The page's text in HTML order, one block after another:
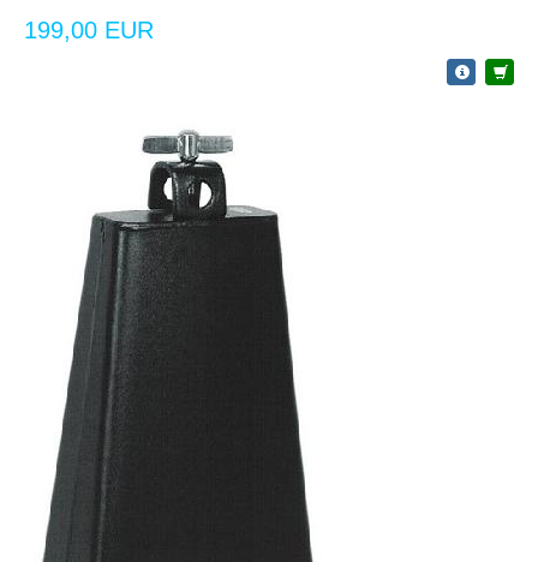
199,00 EUR